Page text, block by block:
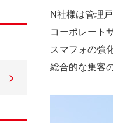
N社様は管理
コーポレート
スマフォの強
総合的な集客